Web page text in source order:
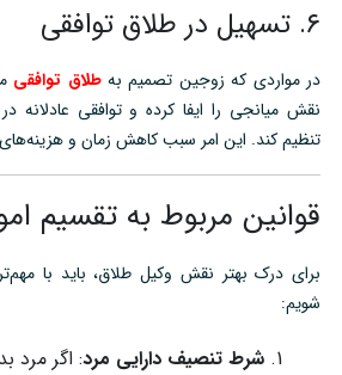
۶. تسهیل در طلاق توافقی
در مواردی که زوجین تصمیم بهطلاق توافقی
نقش میانجی را ایفا کرده و توافقی
تنظیم کند. این امر سبب کاهش زمان و
قوانین مربوط به تقسیم
برای درک بهتر نقش وکیل طلاق، باید با
شویم:
شرط تنصیف دارایی مرد: اگر مرد